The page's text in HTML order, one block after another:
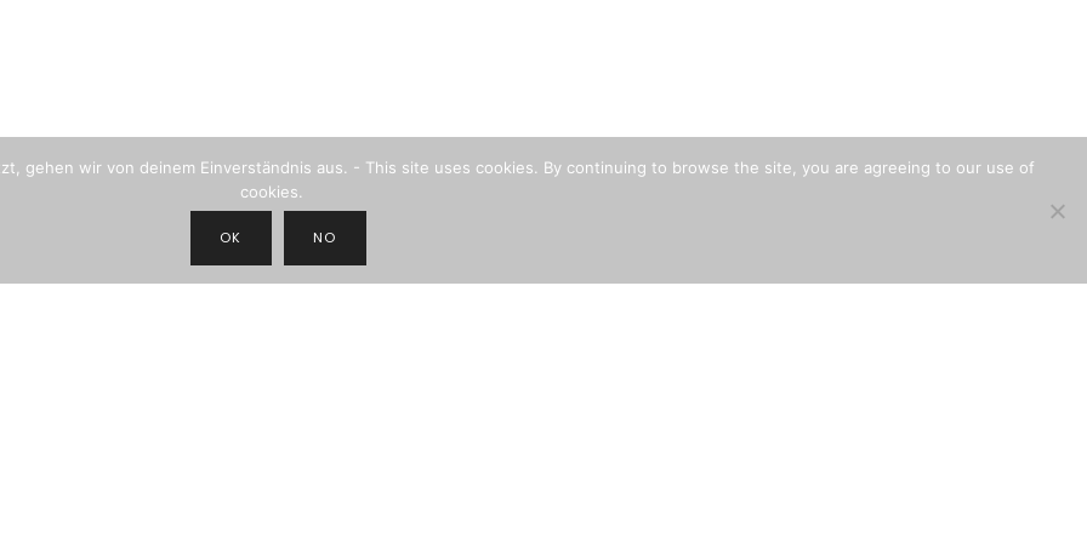
gehen wir von deinem Einverständnis aus. - This site uses cookies. By continuing to browse the site, you are agreeing to our use of
cookies.
OK NO